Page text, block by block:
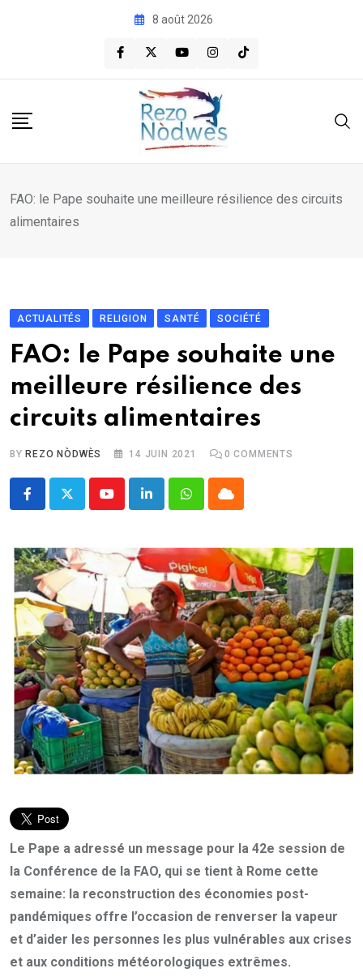
8 août 2026
FAO: le Pape souhaite une meilleure résilience des circuits
alimentaires
ACTUALITÉS RELIGION SANTÉ SOCIÉTÉ
FAO: le Pape souhaite une
meilleure résilience des
circuits alimentaires
BY REZO NÒDWÈS 14 JUIN 2021 0 COMMENTS
YoutubeLinkedInWhatsappCloud
Le Pape a adressé un message pour la 42e session de
la Conférence de la FAO, qui se tient à Rome cette
semaine: la reconstruction des économies post-
pandémiques offre l’occasion de renverser la vapeur
et d’aider les personnes les plus vulnérables aux crises
et aux conditions météorologiques extrêmes.